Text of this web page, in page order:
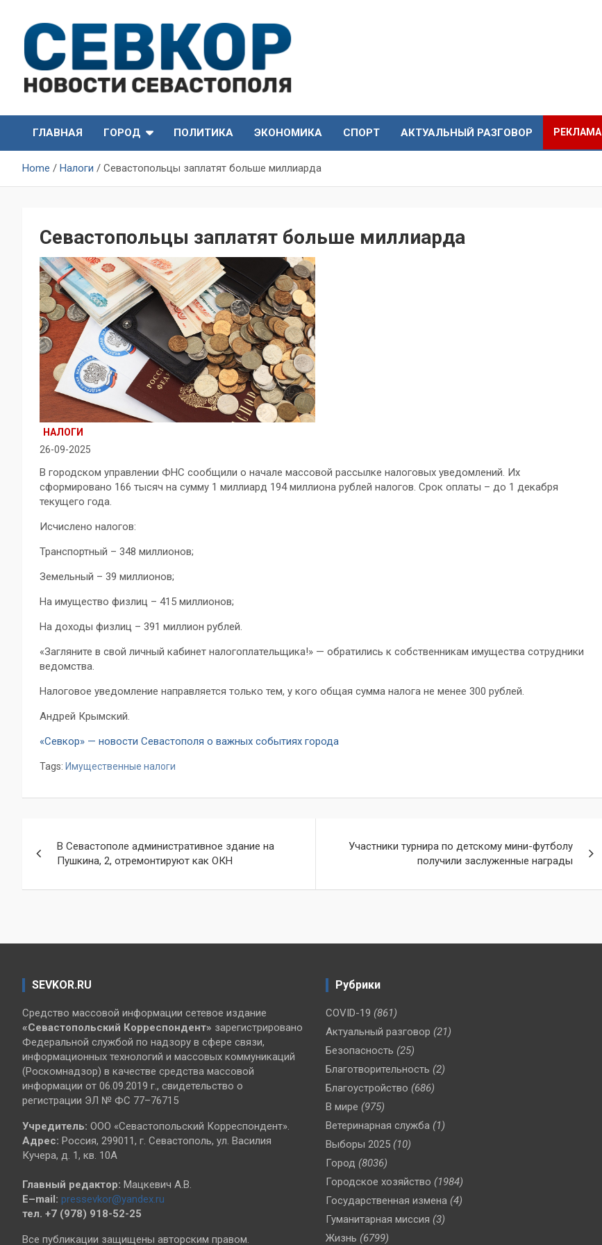
content
СевКор — Новости
Севастополя
Севастополя
ГЛАВНАЯ
ГОРОД ПОЛИТИКА ЭКОНОМИКА СПОРТ АКТУАЛЬНЫЙ РАЗГОВОР РЕКЛАМА
Home Налоги Севастопольцы заплатят больше миллиарда
Севастопольцы заплатят больше миллиарда
НАЛОГИ
26-09-2025
В городском управлении ФНС сообщили о начале массовой рассылке налоговых уведомлений. Их
сформировано 166 тысяч на сумму 1 миллиард 194 миллиона рублей налогов. Срок оплаты – до 1 декабря
текущего года.
Исчислено налогов:
Транспортный – 348 миллионов;
Земельный – 39 миллионов;
На имущество физлиц – 415 миллионов;
На доходы физлиц – 391 миллион рублей.
«Загляните в свой личный кабинет налогоплательщика!» — обратились к собственникам имущества сотрудники
ведомства.
Налоговое уведомление направляется только тем, у кого общая сумма налога не менее 300 рублей.
Андрей Крымский.
«Севкор» — новости Севастополя о важных событиях города
Tags: Имущественные налоги
по
записям
В Севастополе административное здание на
Пушкина, 2, отремонтируют как ОКН
Участники турнира по детскому мини-футболу
получили заслуженные награды
SEVKOR.RU
Средство массовой информации сетевое издание
«Севастопольский Корреспондент» зарегистрировано
Федеральной службой по надзору в сфере связи,
информационных технологий и массовых коммуникаций
(Роскомнадзор) в качестве средства массовой
информации от 06.09.2019 г., свидетельство о
регистрации ЭЛ № ФС 77–76715
Учредитель: ООО «Севастопольский Корреспондент».
Адрес: Россия, 299011, г. Севастополь, ул. Василия
Кучера, д. 1, кв. 10А
Главный редактор: Мацкевич А.В.
E–mail: pressevkor@yandex.ru
тел. +7 (978) 918-52-25
Все публикации защищены авторским правом.
Рубрики
COVID-19 (861)
Актуальный разговор (21)
Безопасность (25)
Благотворительность (2)
Благоустройство (686)
В мире (975)
Ветеринарная служба (1)
Выборы 2025 (10)
Город (8036)
Городское хозяйство (1984)
Государственная измена (4)
Гуманитарная миссия (3)
Жизнь (6799)